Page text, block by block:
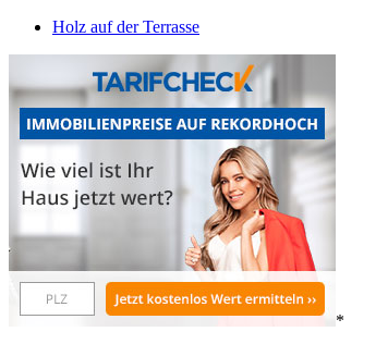
Holz auf der Terrasse
*